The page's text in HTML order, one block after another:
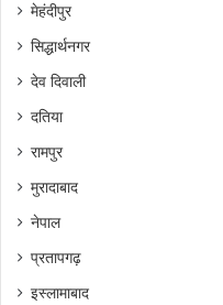
मेहंदीपुर
सिद्धार्थनगर
देव दिवाली
दतिया
रामपुर
मुरादाबाद
नेपाल
प्रतापगढ़
इस्लामाबाद